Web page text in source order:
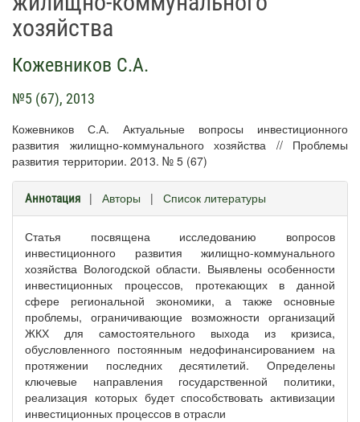
хозяйства
Кожевников С.А.
№5 (67), 2013
Кожевников С.А. Актуальные вопросы инвестиционного
развития жилищно-коммунального хозяйства // Проблемы
развития территории. 2013. № 5 (67)
Аннотация | Авторы | Список литературы
Статья посвящена исследованию вопросов
инвестиционного развития жилищно-коммунального
хозяйства Вологодской области. Выявлены особенности
инвестиционных процессов, протекающих в данной
сфере региональной экономики, а также основные
проблемы, ограничивающие возможности организаций
ЖКХ для самостоятельного выхода из кризиса,
обусловленного постоянным недофинансированием на
протяжении последних десятилетий. Определены
ключевые направления государственной политики,
реализация которых будет способствовать активизации
инвестиционных процессов в отрасли